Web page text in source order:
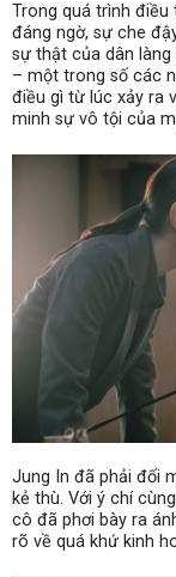
Trong quá trình điều
đáng ngờ, sự che
sự thật của dân
– một trong số các
điều gì từ lúc xảy ra
minh sự vô tội của
Jung In đã phải đối
kẻ thù. Với ý chí
cô đã phơi bày ra
rõ về quá khứ kinh